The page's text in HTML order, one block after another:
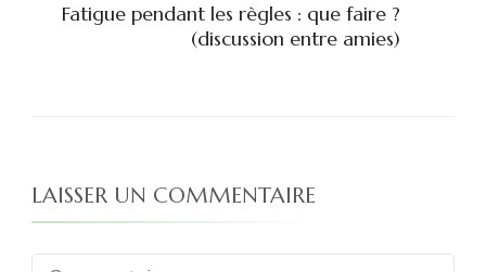
Fatigue pendant les règles : que faire ?
(discussion entre amies)
LAISSER UN COMMENTAIRE